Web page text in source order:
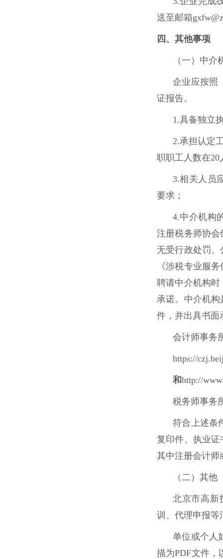
送至邮箱
四、其他事项
（一）中介
企业应按照
证报告。
1.具备独立
2.承担认定
职职工人数在20
3.相关人员
要求；
4.中介机构
注册税务师协
无受行政处罚
《涉税专业服
聘请中介机构
承诺。中介机
件，并出具书面
会计师事务
https://
和http://
税务师事务
符合上述条
复印件、执业
其中注册会计师
（二）其他
北京市高新
训、代理申报等
单位或个人
描为PDF文件，